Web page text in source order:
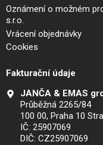
Oznámení o možném
s.r.o.
Vrácení objednávky
Cookies
Fakturační údaje
JANČA & EMAS
Průběžná 2265/84
100 00, Praha 10
IČ: 25907069
DIČ: CZ25907069